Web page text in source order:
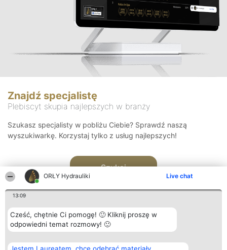
ORŁY Hydrauliki Live chat
13:09
Cześć, chętnie Ci pomogę! 🙂 Kliknij proszę w
odpowiedni temat rozmowy! 🙂
Znajdź specjalistę
Plebiscyt skupia najlepszych w branży
Szukasz specjalisty w pobliżu Ciebie? Sprawdź naszą
wyszukiwarkę. Korzystaj tylko z usług najlepszych!
Szukaj
Organizator plebiscytu Plebiscyt Kontakt